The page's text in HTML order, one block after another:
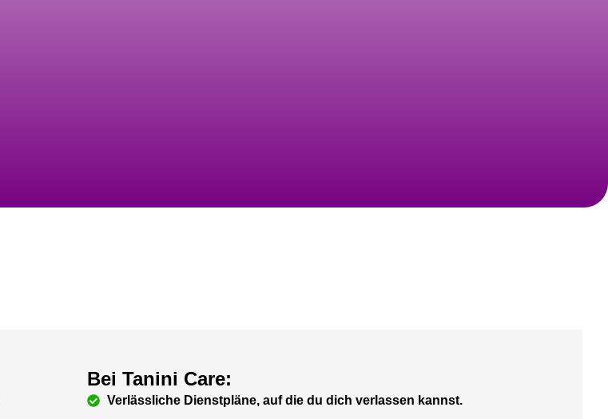
Bei Tanini Care:
Verlässliche Dienstpläne, auf die du dich verlassen kannst.